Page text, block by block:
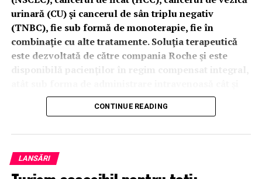
urinară (CU) şi cancerul de sân triplu negativ
(TNBC), fie sub formă de monoterapie, fie în
combinaţie cu alte tratamente. Soluţia terapeutică
este dezvoltată de către compania Roche şi este
disponibilă pacienţilor în regim compensat integral,
cu administrare subcutanată.
sistemul imunitar, care poate astfel lupta mai eficient
împotriva cancerului. Medicamentele biologice
împotriva cancerului, precum imunoterapia oncologică,
CONTINUE READING
LANSĂRI